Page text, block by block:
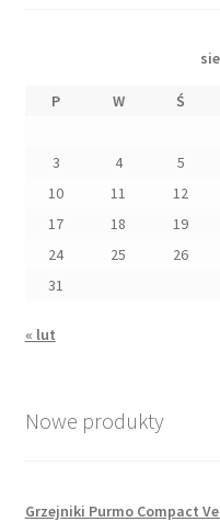
P W Ś
3
4 5
10
11 12
17
18 19
24
25 26
31
« lut
Nowe produkty
Grzejniki Purmo Compact